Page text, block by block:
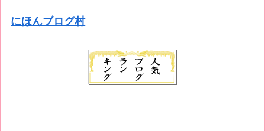
にほんブログ村